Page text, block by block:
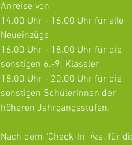
Anreise von
14.00 Uhr - 16.00 Uhr für alle
Neueinzüge
16.00 Uhr - 18.00 Uhr für die
sonstigen 6.-9. Klässler
18.00 Uhr - 20.00 Uhr für die
sonstigen SchülerInnen der
höheren Jahrgangsstufen.
Nach dem "Check-In" (v.a. für